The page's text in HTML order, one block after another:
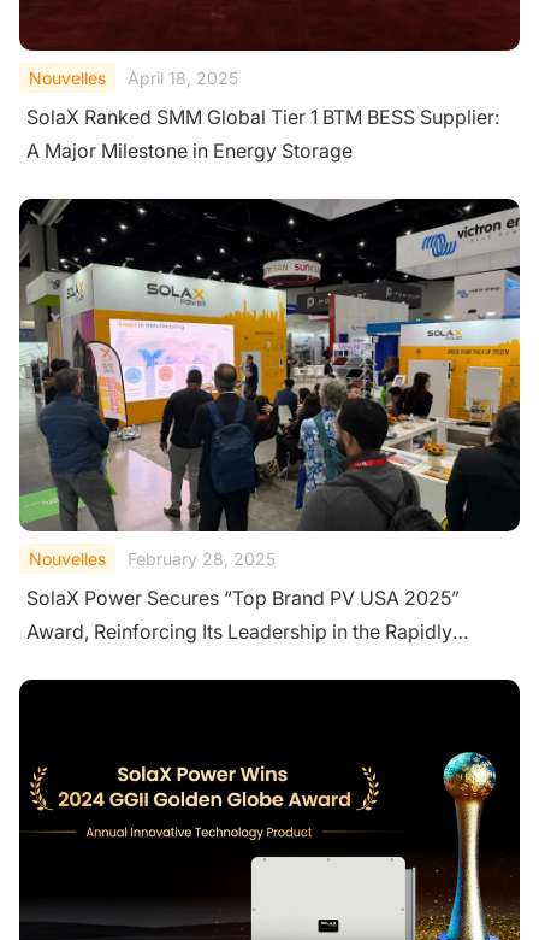
Nouvelles April 18, 2025
SolaX Ranked SMM Global Tier 1 BTM BESS Supplier:
A Major Milestone in Energy Storage
Nouvelles February 28, 2025
SolaX Power Secures “Top Brand PV USA 2025”
Award, Reinforcing Its Leadership in the Rapidly